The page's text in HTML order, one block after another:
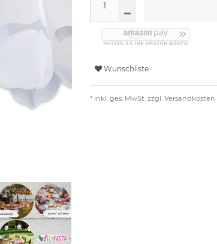
Wunschliste
* inkl. ges. MwSt. zzgl. Versandkosten